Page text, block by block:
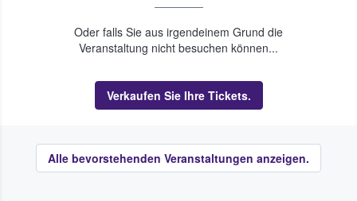
Oder falls Sie aus irgendeinem Grund die
Veranstaltung nicht besuchen können...
Verkaufen Sie Ihre Tickets.
Alle bevorstehenden Veranstaltungen anzeigen.